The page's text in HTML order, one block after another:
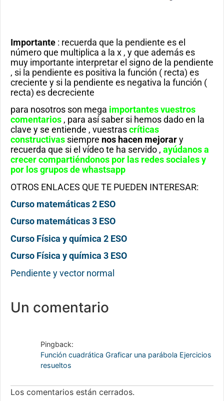
Importante : recuerda que la pendiente es el
número que multiplica a la x , y que además es
muy importante interpretar el signo de la pendiente
, si la pendiente es positiva la función ( recta) es
creciente y si la pendiente es negativa la función (
recta) es decreciente
para nosotros son mega importantes vuestros
comentarios , para así saber si hemos dado en la
clave y se entiende , vuestrascríticas
constructivas siempre nos hacen mejorary
recuerda que si el vídeo te ha servido , ayúdanos a
crecer compartiéndonos por las redes sociales y
por los grupos de whastsapp
OTROS ENLACES QUE TE PUEDEN INTERESAR:
Curso matemáticas 2 ESO
Curso matemáticas 3 ESO
Curso Física y química 2 ESO
Curso Física y química 3 ESO
Pendiente y vector normal
Un comentario
Pingback:
Función cuadrática Graficar una parábola Ejercicios
resueltos
Los comentarios están cerrados.